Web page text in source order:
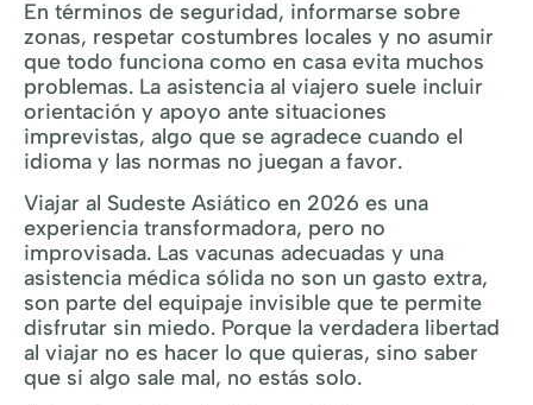
En términos de seguridad, informarse sobre
zonas, respetar costumbres locales y no asumir
que todo funciona como en casa evita muchos
problemas. La asistencia al viajero suele incluir
orientación y apoyo ante situaciones
imprevistas, algo que se agradece cuando el
idioma y las normas no juegan a favor.
Viajar al Sudeste Asiático en 2026 es una
experiencia transformadora, pero no
improvisada. Las vacunas adecuadas y una
asistencia médica sólida no son un gasto extra,
son parte del equipaje invisible que te permite
disfrutar sin miedo. Porque la verdadera libertad
al viajar no es hacer lo que quieras, sino saber
que si algo sale mal, no estás solo.